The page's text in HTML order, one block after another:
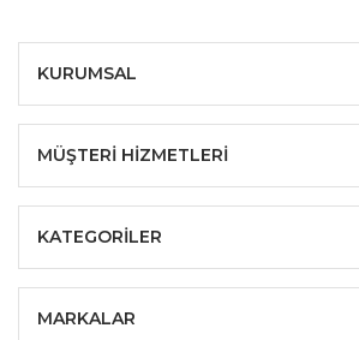
KURUMSAL
MÜŞTERİ HİZMETLERİ
KATEGORİLER
MARKALAR